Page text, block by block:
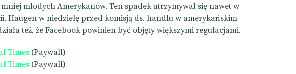
młodych Amerykanów. Ten spadek utrzymywał się nawet w
Haugen w niedzielę przed komisją ds. handlu w amerykańskim
też, że Facebook powinien być objęty większymi regulacjami.
Times (Paywall)
Times (Paywall)